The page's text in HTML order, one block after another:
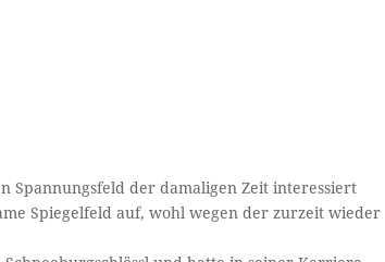
Spannungsfeld der damaligen Zeit interessiert
Spiegelfeld auf, wohl wegen der zurzeit wieder